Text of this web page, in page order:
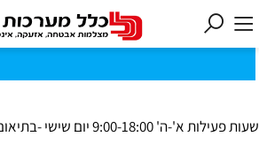
ת
וב
ת
ינ
ו:ז
ב
וט
ינ
ס
קי1
8
0ב
נ
י ב
ר
שעות פעילות א'-ה' 9:00-18:00 יום שישי -בתיאום מראש